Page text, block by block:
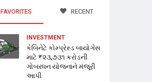
FAVORITES RECENT
INVESTMENT
કેબિનેટે કોમ્પ્રેસ્ડ બાયોગેસ
માટે ₹૨૩,૭૩૧ કરોડની
ગોબરધન યોજનાને મંજૂરી
આપી